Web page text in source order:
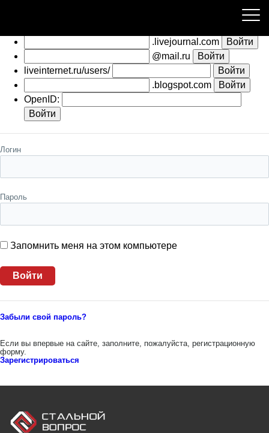
.livejournal.com
@mail.ru
liveinternet.ru/users/
.blogspot.com
OpenID:
Логин
Пароль
Запомнить меня на этом компьютере
Забыли свой пароль?
Если вы впервые на сайте, заполните, пожалуйста, регистрационную
форму.
Зарегистрироваться